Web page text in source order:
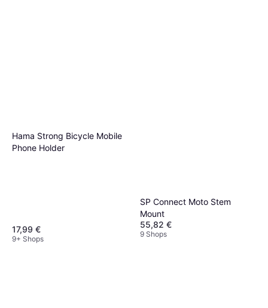
Hama Strong Bicycle Mobile
Phone Holder
17,99 €
9+ Shops
SP Connect Moto Stem
Mount
55,82 €
9 Shops